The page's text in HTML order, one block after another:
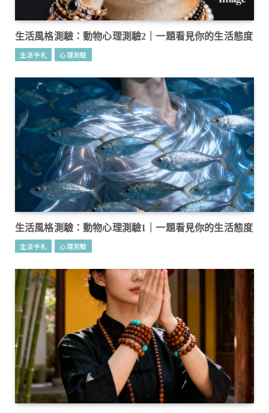
生活風格測驗：動物心理測驗2｜一題看見你的生活態度
生活手札 心理測驗
生活風格測驗：動物心理測驗1｜一題看見你的生活態度
生活手札 心理測驗